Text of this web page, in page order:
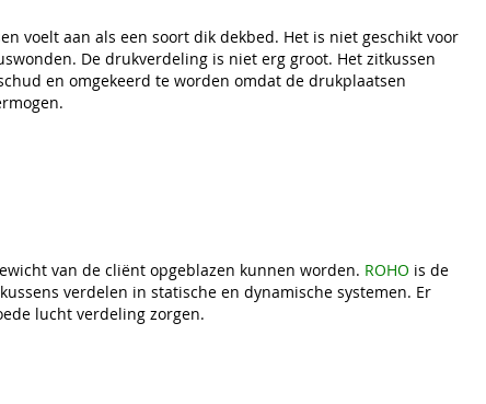
voelt aan als een soort dik dekbed. Het is niet geschikt voor
De drukverdeling is niet erg groot. Het zitkussen
en omgekeerd te worden omdat de drukplaatsen
van de cliënt opgeblazen kunnen worden. ROHO is de
verdelen in statische en dynamische systemen. Er
lucht verdeling zorgen.